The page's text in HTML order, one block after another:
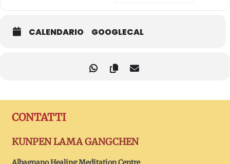
CALENDARIO GOOGLECAL
CONTATTI
KUNPEN LAMA GANGCHEN